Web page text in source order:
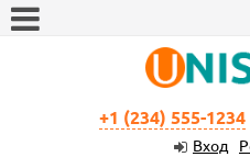
+1 (234) 555-1234
Вход